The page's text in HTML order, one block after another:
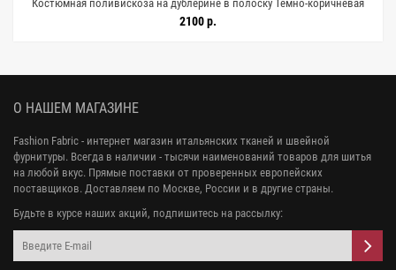
Костюмная поливискоза на дублерине в полоску Тёмно-коричневая
FRM H64 AA60 15052694
2100 р.
О НАШЕМ МАГАЗИНЕ
Fashion Fabric - интернет магазин итальянских тканей и швейной
фурнитуры. Всегда в наличии - тысячи наименований товаров для шитья
на любой вкус. Прямые поставки от проверенных европейских
поставщиков. Доставляем по Москве, России и в другие страны.
Будьте в курсе наших акций, подпишитесь на рассылку: